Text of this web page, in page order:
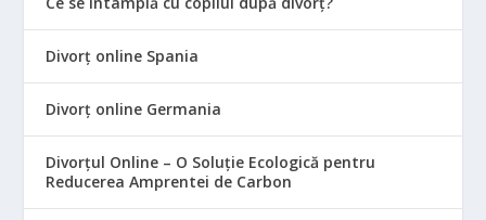
Divorț online Spania
Divorț online Germania
Divorțul Online – O Soluție Ecologică pentru
Reducerea Amprentei de Carbon